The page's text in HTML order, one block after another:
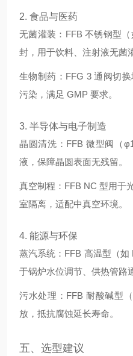
2. 食品与医药
无菌灌装：FFB 不锈钢型
封，用于饮料、注射液无菌
生物制药：FFG 3 通阀切
污染，满足 GMP 要求。
3. 半导体与电子制造
晶圆清洗：FFB 微型阀（
液，保障晶圆表面无残留。
真空制程：FFB NC 型用于
室隔离，适配中真空环境。
4. 能源与环保
蒸汽系统：FFB 高温型（
于锅炉水位调节、供热管路
污水处理：FFB 耐酸碱型
放，抵抗腐蚀延长寿命。
五、选型建议